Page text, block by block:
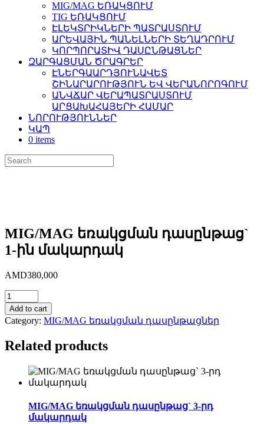
MIG/MAG ԵՌԱԿՑՈՒՄ
TIG ԵՌԱԿՑՈՒՄ
ԷԼԵԿՏՐԻԿՆԵՐԻ ՊԱՏՐԱՍՏՈՒՄ
ԱՐԵՎԱՅԻՆ ՊԱՆԵԼՆԵՐԻ ՏԵՂԱԴՐՈՒՄ
ԿՈՐՊՈՐԱՏԻՎ ԴԱՍԸՆԹԱՑՆԵՐ
ԶԱՐԳԱՑՄԱՆ ԾՐԱԳՐԵՐ
ԷՆԵՐԳԱԱՐԴՅՈՒՆԱՎԵՏ
ՇԻՆԱՐԱՐՈՒԹՅՈՒՆ ԵՎ ՎԵՐԱՆՈՐՈԳՈՒՄ
ԱՆՎՃԱՐ ՎԵՐԱՊԱՏՐԱՍՏՈՒՄ
ԱՐՑԱԽԱՀԱՅԵՐԻ ՀԱՄԱՐ
ՆՈՐՈՒԹՅՈՒՆՆԵՐ
ԿԱՊ
0 items
MIG/MAG եռակցման դասընթաց`
1-ին մակարդակ
AMD380,000
Quantity
Add to cart
Category: MIG/MAG եռակցման դասընթացներ
Related products
MIG/MAG եռակցման դասընթաց` 3-րդ
մակարդակ